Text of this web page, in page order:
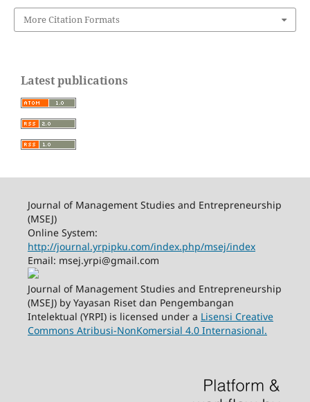
More Citation Formats
Latest publications
Journal of Management Studies and Entrepreneurship
(MSEJ)
Online System:
http://journal.yrpipku.com/index.php/msej/index
Email: msej.yrpi@gmail.com
Journal of Management Studies and Entrepreneurship
(MSEJ) by Yayasan Riset dan Pengembangan
Intelektual (YRPI) is licensed under a Lisensi Creative
Commons Atribusi-NonKomersial 4.0 Internasional.